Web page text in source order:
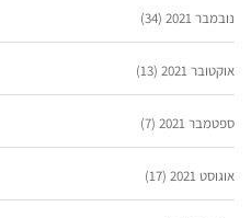
נובמבר 2021 (34)
אוקטובר 2021 (13)
ספטמבר 2021 (7)
אוגוסט 2021 (17)